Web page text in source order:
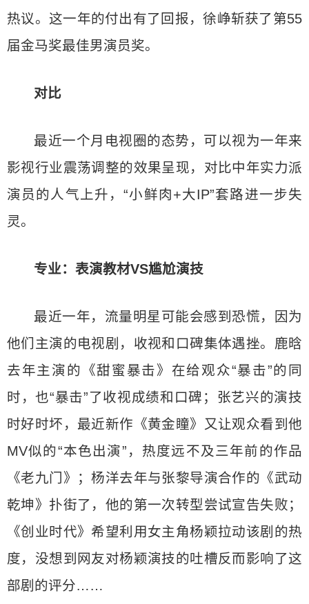
热议。这一年的付出有了回报，徐峥斩获了第55
届金马奖最佳男演员奖。
对比
最近一个月电视圈的态势，可以视为一年来
影视行业震荡调整的效果呈现，对比中年实力派
演员的人气上升，“小鲜肉+大IP”套路进一步失
灵。
专业：表演教材VS尴尬演技
最近一年，流量明星可能会感到恐慌，因为
他们主演的电视剧，收视和口碑集体遇挫。鹿晗
去年主演的《甜蜜暴击》在给观众“暴击”的同
时，也“暴击”了收视成绩和口碑；张艺兴的演技
时好时坏，最近新作《黄金瞳》又让观众看到他
MV似的“本色出演”，热度远不及三年前的作品
《老九门》；杨洋去年与张黎导演合作的《武动
乾坤》扑街了，他的第一次转型尝试宣告失败；
《创业时代》希望利用女主角杨颖拉动该剧的热
度，没想到网友对杨颖演技的吐槽反而影响了这
部剧的评分……